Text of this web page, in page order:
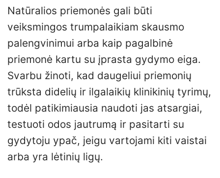
Natūralios priemonės gali būti
veiksmingos trumpalaikiam skausmo
palengvinimui arba kaip pagalbinė
priemonė kartu su įprasta gydymo eiga.
Svarbu žinoti, kad daugeliui priemonių
trūksta didelių ir ilgalaikių klinikinių tyrimų,
todėl patikimiausia naudoti jas atsargiai,
testuoti odos jautrumą ir pasitarti su
gydytoju ypač, jeigu vartojami kiti vaistai
arba yra lėtinių ligų.